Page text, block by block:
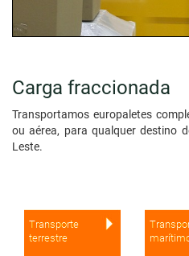
Carga fraccionada
Transportamos europaletes
ou aérea, para qualquer destino
Leste.
Transporte
terrestre